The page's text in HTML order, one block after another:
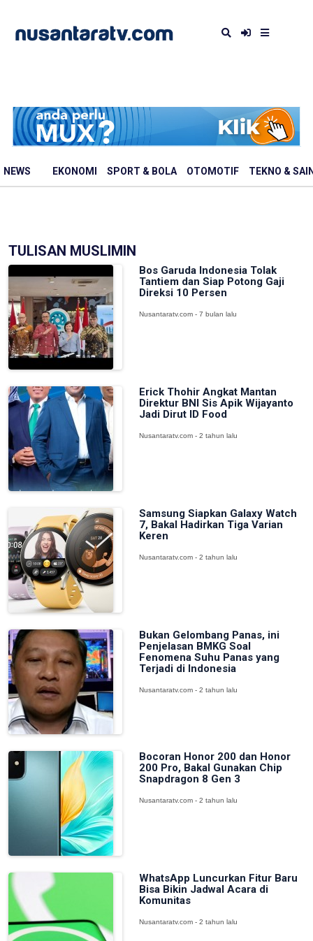
NEWS EKONOMI SPORT & BOLA OTOMOTIF TEKNO &
TULISAN MUSLIMIN
Bos Garuda Indonesia Tolak
Tantiem dan Siap Potong Gaji
Direksi 10 Persen
Nusantaratv.com - 7 bulan lalu
Erick Thohir Angkat Mantan
Direktur BNI Sis Apik Wijayanto
Jadi Dirut ID Food
Nusantaratv.com - 2 tahun lalu
Samsung Siapkan Galaxy Watch
7, Bakal Hadirkan Tiga Varian
Keren
Nusantaratv.com - 2 tahun lalu
Bukan Gelombang Panas, ini
Penjelasan BMKG Soal
Fenomena Suhu Panas yang
Terjadi di Indonesia
Nusantaratv.com - 2 tahun lalu
Bocoran Honor 200 dan Honor
200 Pro, Bakal Gunakan Chip
Snapdragon 8 Gen 3
Nusantaratv.com - 2 tahun lalu
WhatsApp Luncurkan Fitur Baru
Bisa Bikin Jadwal Acara di
Komunitas
Nusantaratv.com - 2 tahun lalu